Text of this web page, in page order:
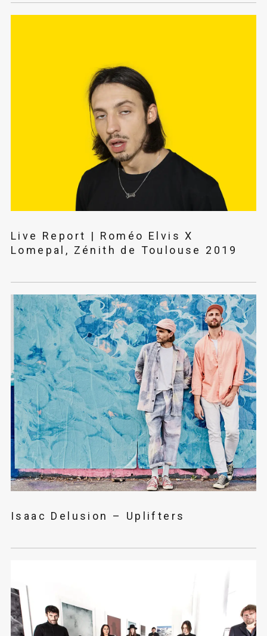
Live Report | Roméo Elvis X
Lomepal, Zénith de Toulouse 2019
Isaac Delusion – Uplifters